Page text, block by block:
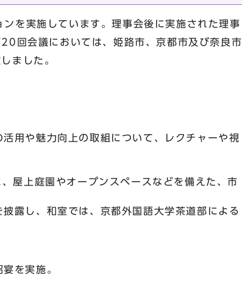
を実施しています。理事会後に実施された理事
回会議においては、姫路市、京都市及び奈良市
ました。
用や魅力向上の取組について、レクチャーや視
屋上庭園やオープンスペースなどを備えた、市
露し、和室では、京都外国語大学茶道部による
を実施。